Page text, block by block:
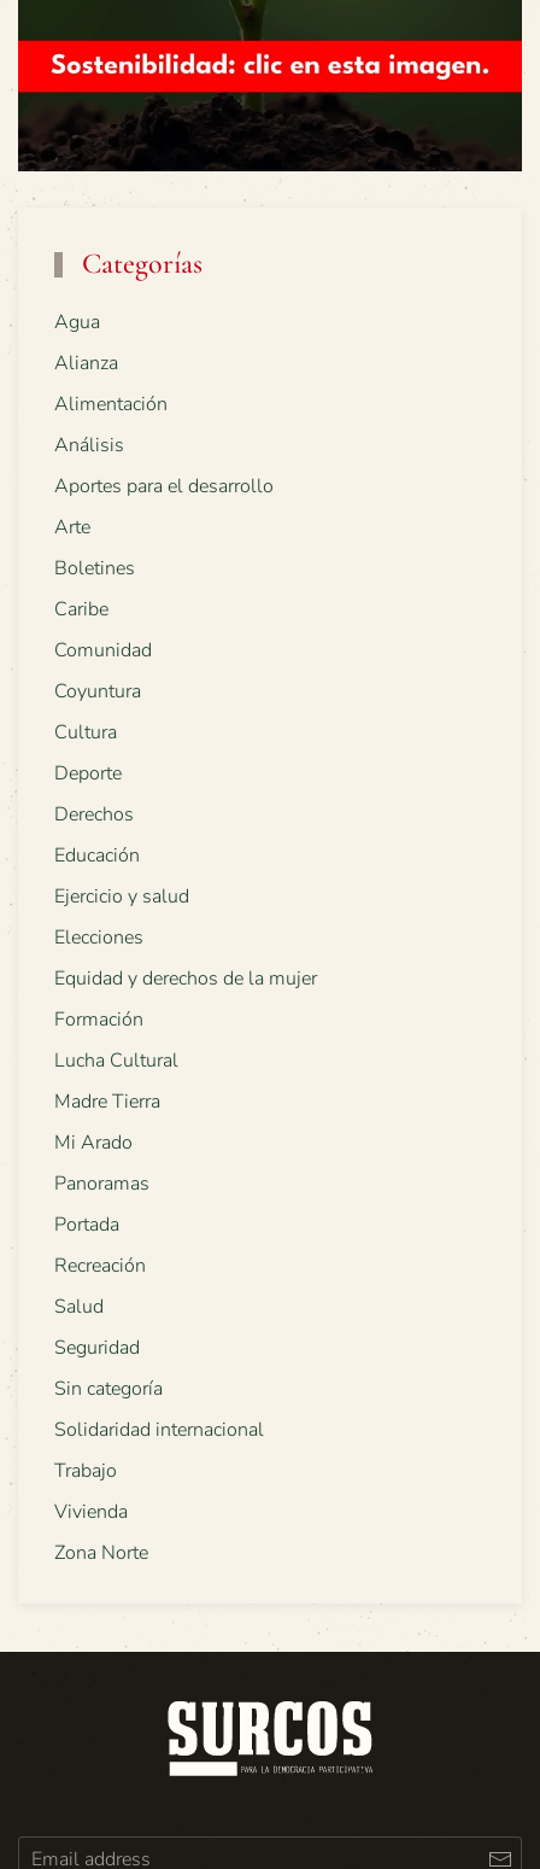
Categorías
Agua
Alianza
Alimentación
Análisis
Aportes para el desarrollo
Arte
Boletines
Caribe
Comunidad
Coyuntura
Cultura
Deporte
Derechos
Educación
Ejercicio y salud
Elecciones
Equidad y derechos de la mujer
Formación
Lucha Cultural
Madre Tierra
Mi Arado
Panoramas
Portada
Recreación
Salud
Seguridad
Sin categoría
Solidaridad internacional
Trabajo
Vivienda
Zona Norte